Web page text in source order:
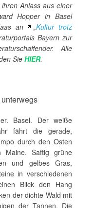
Anlass aus einer
Hopper in Basel
an
„Kultur trotz
Bayern zur
Alle
Sie HIER.
Basel. Der weiße
fährt die gerade,
durch den Osten
Maine. Saftig grüne
und gelbes Gras,
in verschiedenen
Blick den Hang
der dichte Wald mit
der Tannen. Die